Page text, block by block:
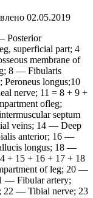
02.05.2019
Posterior
superficial part; 4
membrane of
8 — Fibularis
longus;10
nerve; 11 = 8 + 9 +
ofleg;
septum
veins; 14 — Deep
anterior; 16 —
longus; 18 —
+ 15 + 16 + 17 + 18
of leg; 20 —
— Fibular artery;
22 — Tibial nerve; 23